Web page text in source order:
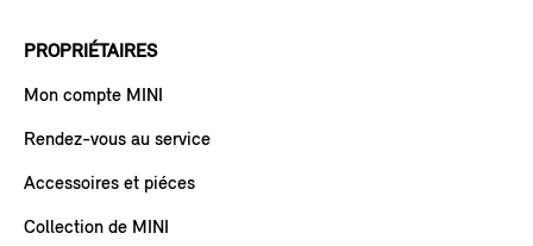
PROPRIÉTAIRES
Mon compte MINI
Rendez-vous au service
Accessoires et piéces
Collection de MINI